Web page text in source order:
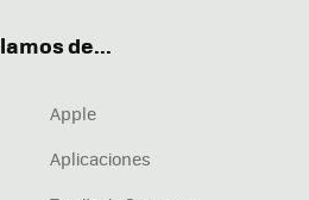
de...
Apple
Aplicaciones